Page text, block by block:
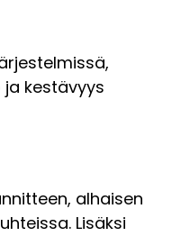
kestävyys
alhaisen
Lisäksi